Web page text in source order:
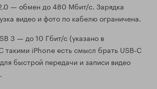
— обмен до 480 Мбит/с. Зарядка
видео и фото по кабелю ограничена.
3 — до 10 Гбит/с (указано в
такими iPhone есть смысл брать USB‑C
быстрой передачи и записи видео